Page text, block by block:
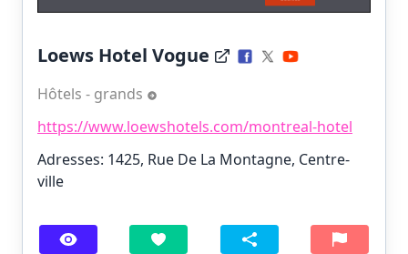
Loews Hotel Vogue
Hôtels - grands
https://www.loewshotels.com/montreal-hotel
Adresses: 1425, Rue De La Montagne, Centre-
ville